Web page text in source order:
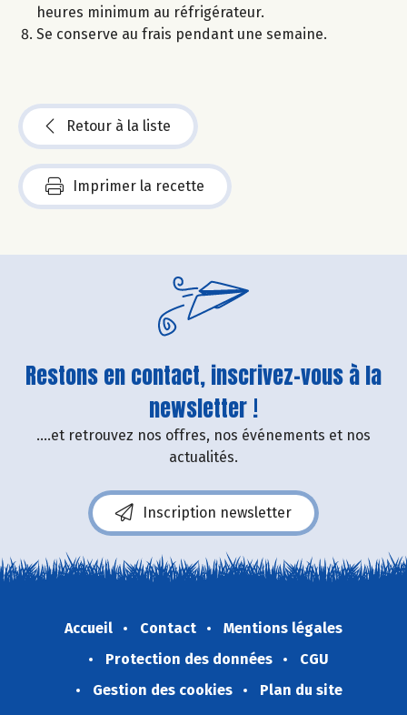
heures minimum au réfrigérateur.
Se conserve au frais pendant une semaine.
Retour à la liste
Imprimer la recette
Restons en contact, inscrivez-vous à la
newsletter !
....et retrouvez nos offres, nos événements et nos
actualités.
Inscription newsletter
Accueil Contact
Mentions légales
Protection des données
CGU
Gestion des cookies
Plan du site